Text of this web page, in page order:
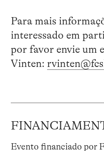
Para mais
interessado em
por favor envie um
Vinten:
Evento financiado por